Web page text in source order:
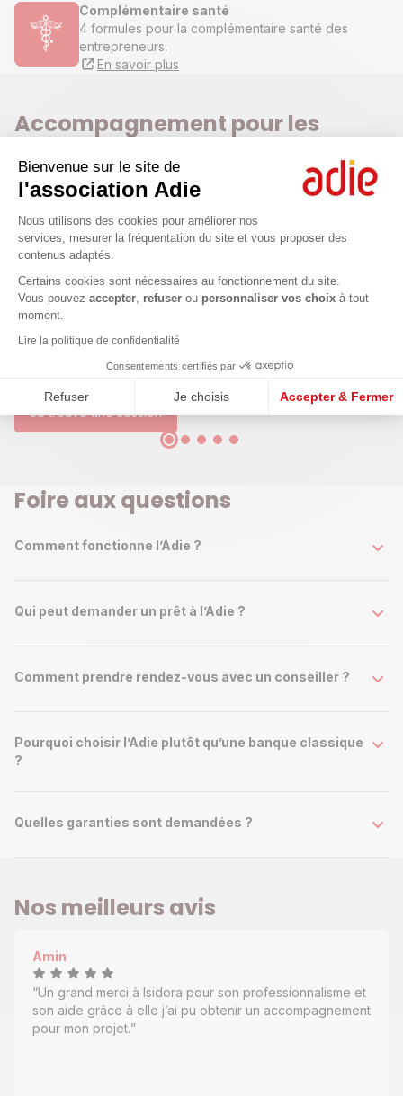
Bienvenue sur le site de
l'association Adie
Plateforme de Gestion du
Nous utilisons des cookies pour améliorer nos
services, mesurer la fréquentation du site et vous proposer des
contenus adaptés.
Certains cookies sont nécessaires au fonctionnement du site.
Vous pouvez accepter refuser ou personnaliser vos choix à tout
moment.
Lire la politique de confidentialité
Consentements certifiés par
Refuser Je choisis Accepter & Fermer
Axeptio consent
Complémentaire santé
4 formules pour la complémentaire santé des
entrepreneurs.
En savoir plus
Accompagnement pour les
1 h à 2 h en format master class pour s'informer, apprendre,
échanger sur des thématiques autour de la création
Je trouve une session
Foire aux questions
Comment fonctionne l’Adie ?
Qui peut demander un prêt à l’Adie ?
Comment prendre rendez-vous avec un conseiller ?
Pourquoi choisir l’Adie plutôt qu’une banque classique
?
Quelles garanties sont demandées ?
Nos meilleurs avis
Amin
Un grand merci à Isidora pour son professionnalisme et
son aide grâce à elle j’ai pu obtenir un accompagnement
pour mon projet.